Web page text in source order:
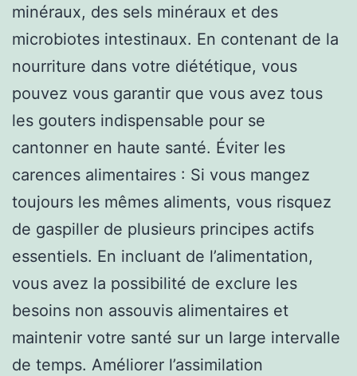
minéraux, des sels minéraux et des
microbiotes intestinaux. En contenant de la
nourriture dans votre diététique, vous
pouvez vous garantir que vous avez tous
les gouters indispensable pour se
cantonner en haute santé. Éviter les
carences alimentaires : Si vous mangez
toujours les mêmes aliments, vous risquez
de gaspiller de plusieurs principes actifs
essentiels. En incluant de l’alimentation,
vous avez la possibilité de exclure les
besoins non assouvis alimentaires et
maintenir votre santé sur un large intervalle
de temps. Améliorer l’assimilation